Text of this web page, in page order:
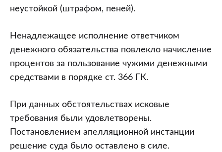
неустойкой (штрафом, пеней).
Ненадлежащее исполнение ответчиком
денежного обязательства повлекло начисление
процентов за пользование чужими денежными
средствами в порядке ст. 366 ГК.
При данных обстоятельствах исковые
требования были удовлетворены.
Постановлением апелляционной инстанции
решение суда было оставлено в силе.